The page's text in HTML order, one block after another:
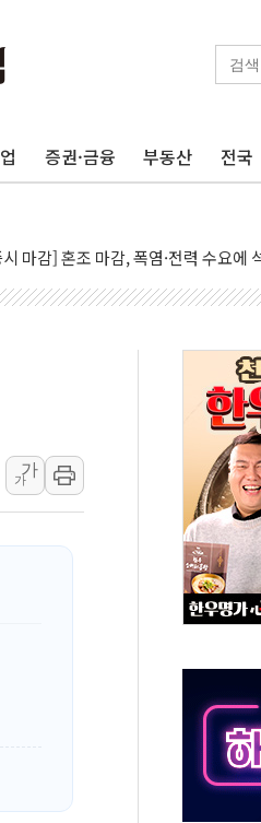
증권·금융 부동산 전국
제품에 대한 반덤핑 관세 부과 지연, '
마감] 혼조 마감, 폭염·전력 수요에
시] 닛케이, AI·반도체 차익실현 매물
황] 반도체가 흔든 코스피…4.58% 급
자대출 격차 9180억→3990억…인
애 여성 강제 추행·스토킹 혐의 70대
, 카카오뱅크와 계좌 제휴 1년 연장 유력
하며 배상 피하던 통신 3사…공정위에
백 제조 공장서 화재 4개 동 전소…
하락 마감한 SK하이닉스
LH 사장 "서울지역본부 청년주택으
뉴스레터 Today ANDA] 8월 6일
항 여객터미널, 대형 미디어아트로 다
도 인근서 동해영토수호훈련 비공개
서도 제기되는 레버리지 책임론…정
가
가